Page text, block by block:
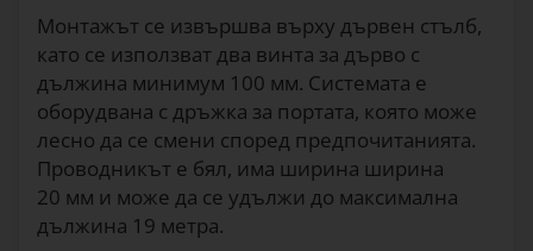
Монтажът се извършва върху дървен стълб,
като се използват два винта за дърво с
дължина минимум 100 мм. Системата е
оборудвана с дръжка за портата, която може
лесно да се смени според предпочитанията.
Проводникът е бял, има ширина ширина
20 мм и може да се удължи до максимална
дължина 19 метра.